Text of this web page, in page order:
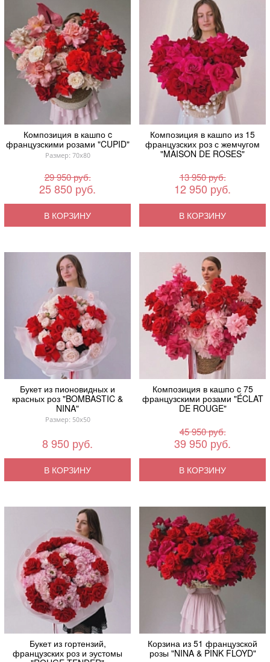
Композиция в кашпо c
французскими розами "CUPID"
Размер: 70x80
29 950 руб.
25 850 руб.
В КОРЗИНУ
Композиция в кашпо из 15
французских роз с жемчугом
"MAISON DE ROSES"
13 950 руб.
12 950 руб.
В КОРЗИНУ
Букет из пионовидных и
красных роз "BOMBASTIC &
NINA"
Размер: 50x50
8 950 руб.
В КОРЗИНУ
Композиция в кашпо c 75
французскими розами "ÉCLAT
DE ROUGE"
45 950 руб.
39 950 руб.
В КОРЗИНУ
Букет из гортензий,
французских роз и эустомы
Корзина из 51 французской
розы "NINA & PINK FLOYD"